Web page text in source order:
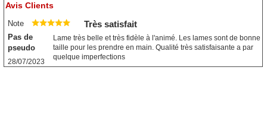
Avis Clients
Note Très satisfait
Pas de
pseudo
28/07/2023
Lame très belle et très fidèle à l'animé. Les lames sont de bonne
taille pour les prendre en main. Qualité très satisfaisante a par
quelque imperfections